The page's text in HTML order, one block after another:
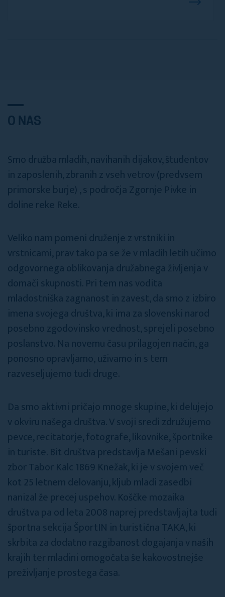
O NAS
Smo družba mladih, navihanih dijakov, študentov
in zaposlenih, zbranih z vseh vetrov (predvsem
primorske burje) , s področja Zgornje Pivke in
doline reke Reke.
Veliko nam pomeni druženje z vrstniki in
vrstnicami, prav tako pa se že v mladih letih učimo
odgovornega oblikovanja družabnega življenja v
domači skupnosti. Pri tem nas vodita
mladostniška zagnanost in zavest, da smo z izbiro
imena svojega društva, ki ima za slovenski narod
posebno zgodovinsko vrednost, sprejeli posebno
poslanstvo. Na novemu času prilagojen način, ga
ponosno opravljamo, uživamo in s tem
razveseljujemo tudi druge.
Da smo aktivni pričajo mnoge skupine, ki delujejo
v okviru našega društva. V svoji sredi združujemo
pevce, recitatorje, fotografe, likovnike, športnike
in turiste. Bit društva predstavlja Mešani pevski
zbor Tabor Kalc 1869 Knežak, ki je v svojem več
kot 25 letnem delovanju, kljub mladi zasedbi
nanizal že precej uspehov. Koščke mozaika
društva pa od leta 2008 naprej predstavljajta tudi
športna sekcija ŠportIN in turistična TAKA, ki
skrbita za dodatno razgibanost dogajanja v naših
krajih ter mladini omogočata še kakovostnejše
preživljanje prostega časa.